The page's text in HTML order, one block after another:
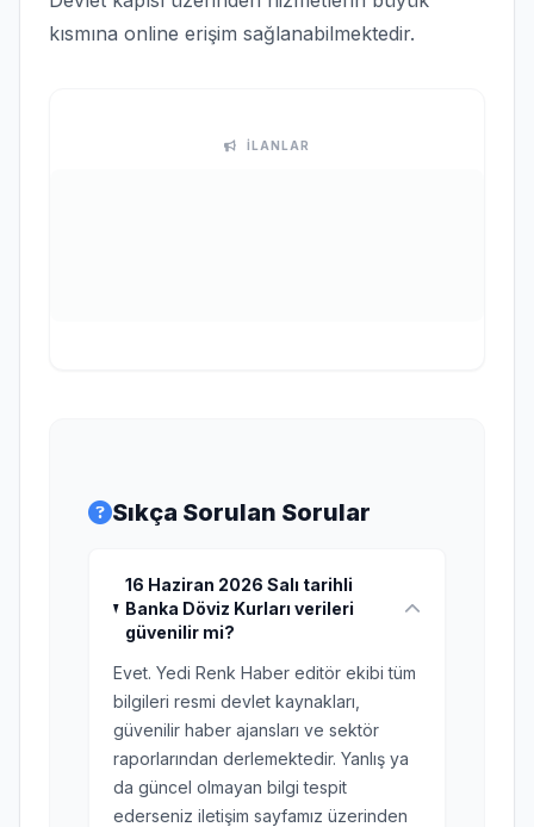
kısmına online erişim sağlanabilmektedir.
İLANLAR
Sıkça Sorulan Sorular
16 Haziran 2026 Salı tarihli
Banka Döviz Kurları verileri
güvenilir mi?
Evet. Yedi Renk Haber editör ekibi tüm
bilgileri resmi devlet kaynakları,
güvenilir haber ajansları ve sektör
raporlarından derlemektedir. Yanlış ya
da güncel olmayan bilgi tespit
ederseniz iletişim sayfamız üzerinden